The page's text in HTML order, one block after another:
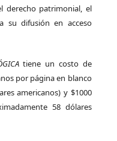
derecho patrimonial, el
su difusión en acceso
tiene un costo de
por página en blanco
americanos) y $1000
58 dólares